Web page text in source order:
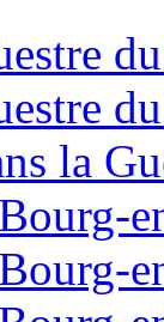
la